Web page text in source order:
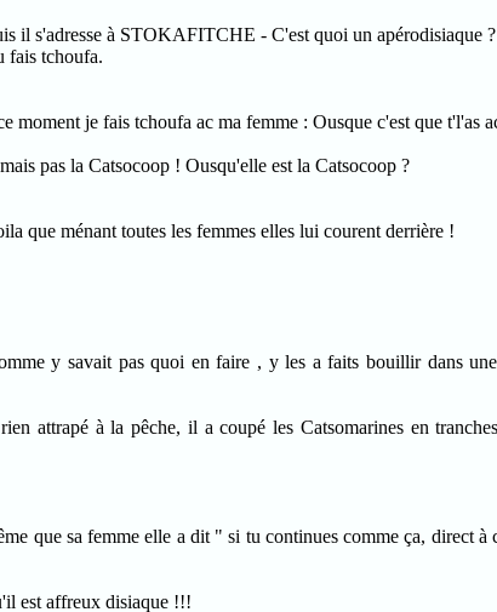
s'adresse à STOKAFITCHE - C'est quoi un apérodisiaque ?
fais tchoufa.
je fais tchoufa ac ma femme : Ousque c'est que t'l'as
pas la Catsocoop ! Ousqu'elle est la Catsocoop ?
que ménant toutes les femmes elles lui courent derrière !
y savait pas quoi en faire , y les a faits bouillir dans une
attrapé à la pêche, il a coupé les Catsomarines en
que sa femme elle a dit " si tu continues comme ça, direct à
est affreux disiaque !!!